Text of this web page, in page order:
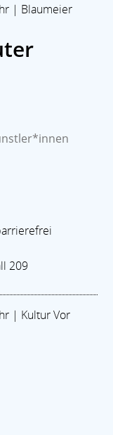
| Blaumeier
209
| Kultur Vor